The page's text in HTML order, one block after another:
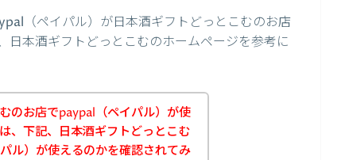
（ペイパル）が日本酒ギフトどっとこむのお店
本酒ギフトどっとこむのホームページを参考に
のお店でpaypal（ペイパル）が使
、下記、日本酒ギフトどっとこむ
ル）が使えるのかを確認されてみ